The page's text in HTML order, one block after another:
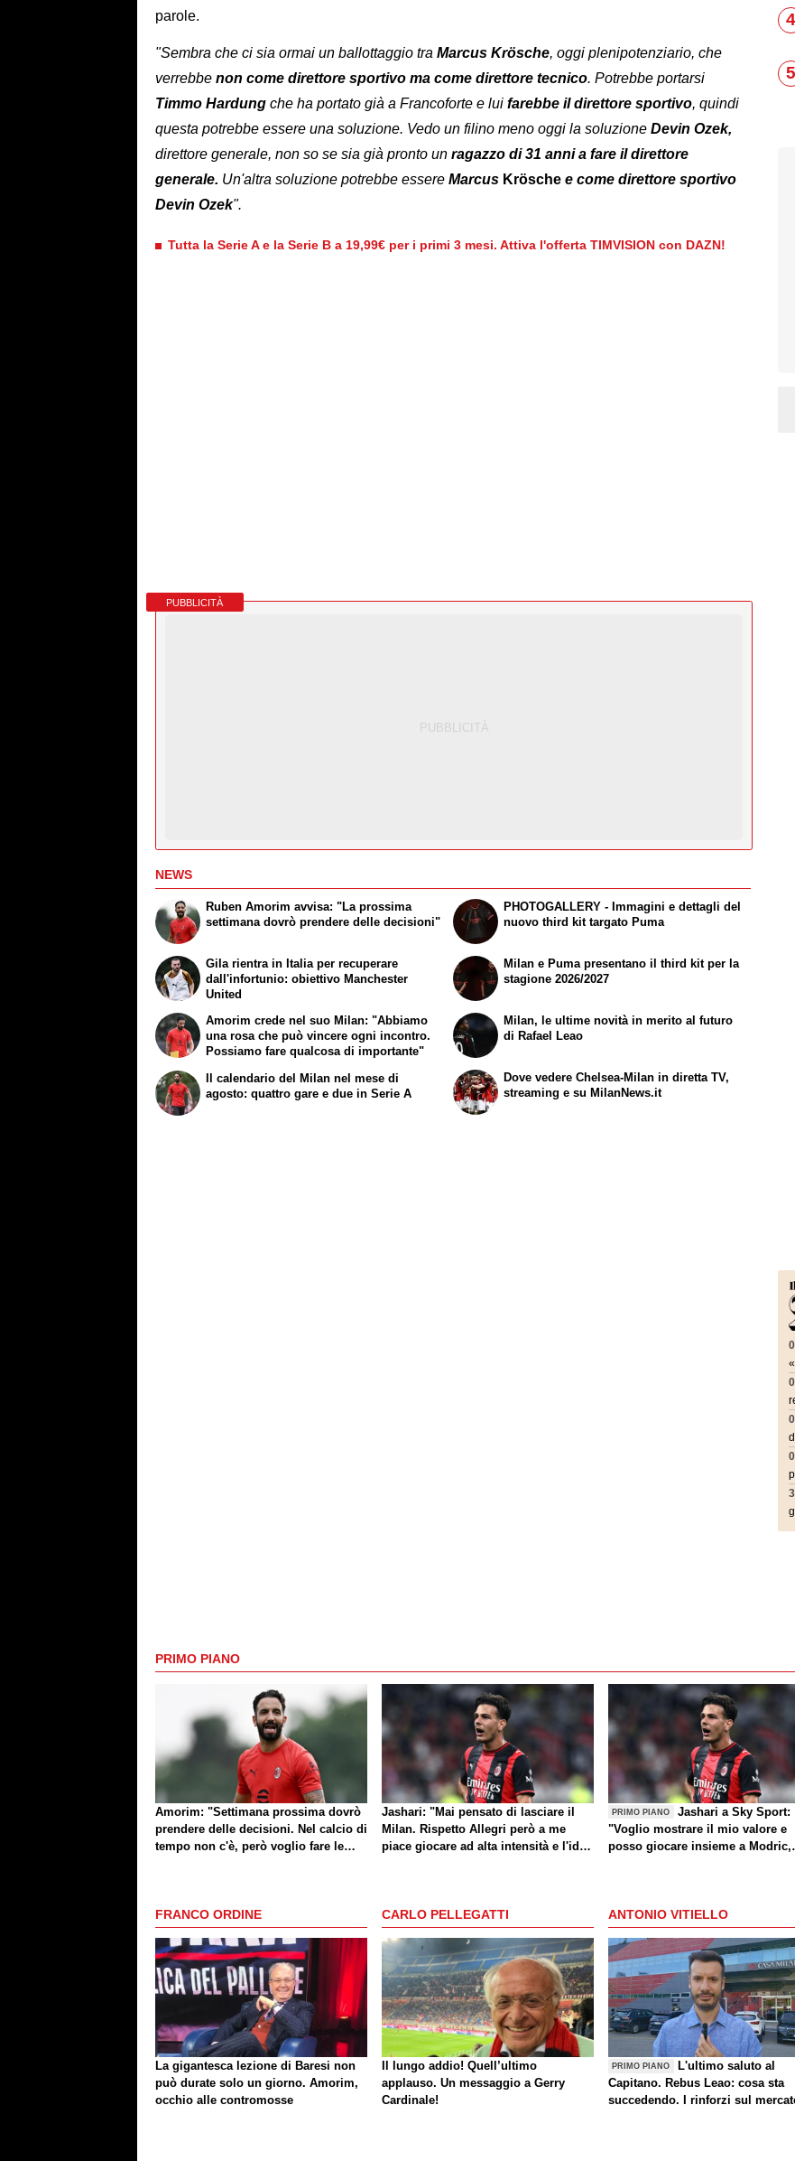
parole.
"Sembra che ci sia ormai un ballottaggio tra Marcus Krösche, oggi plenipotenziario, che
verrebbe non come direttore sportivo ma come direttore tecnico. Potrebbe portarsi
Timmo Hardung che ha portato già a Francoforte e lui farebbe il direttore sportivo, quindi
questa potrebbe essere una soluzione. Vedo un filino meno oggi la soluzione Devin Ozek,
direttore generale, non so se sia già pronto un ragazzo di 31 anni a fare il direttore
generale. Un'altra soluzione potrebbe essere Marcus Krösche e come direttore sportivo
Devin Ozek".
Tutta la Serie A e la Serie B a 19,99€ per i primi 3 mesi. Attiva l'offerta TIMVISION con DAZN!
PUBBLICITÀ
NEWS
Ruben Amorim avvisa: "La prossima
settimana dovrò prendere delle decisioni"
Gila rientra in Italia per recuperare
dall'infortunio: obiettivo Manchester
United
PHOTOGALLERY - Immagini e dettagli del
nuovo third kit targato Puma
Milan e Puma presentano il third kit per la
stagione 2026/2027
Amorim crede nel suo Milan: "Abbiamo
una rosa che può vincere ogni incontro.
Possiamo fare qualcosa di importante"
Il calendario del Milan nel mese di
agosto: quattro gare e due in Serie A
Milan, le ultime novità in merito al futuro
di Rafael Leao
Dove vedere Chelsea-Milan in diretta TV,
streaming e su MilanNews.it
4
5
PRIMO PIANO
Amorim: "Settimana prossima dovrò
prendere delle decisioni. Nel calcio di
tempo non c'è, però voglio fare le
Jashari: "Mai pensato di lasciare il
Milan. Rispetto Allegri però a me
piace giocare ad alta intensità e l'idea
PRIMO PIANO
Jashari a Sky Sport:
"Voglio mostrare il mio valore e
posso giocare insieme a Modric,
FRANCO ORDINE
La gigantesca lezione di Baresi non
può durate solo un giorno. Amorim,
occhio alle contromosse
CARLO PELLEGATTI
Il lungo addio! Quell’ultimo
applauso. Un messaggio a Gerry
Cardinale!
ANTONIO VITIELLO
PRIMO PIANO
L'ultimo saluto al
Capitano. Rebus Leao: cosa sta
succedendo. I rinforzi sul